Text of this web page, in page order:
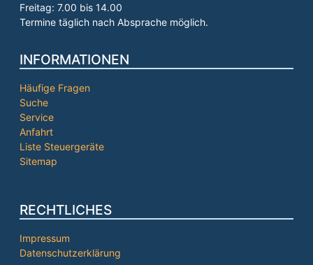
Freitag: 7.00 bis 14.00
Termine täglich nach Absprache möglich.
INFORMATIONEN
Häufige Fragen
Suche
Service
Anfahrt
Liste Steuergeräte
Sitemap
RECHTLICHES
Impressum
Datenschutzerklärung